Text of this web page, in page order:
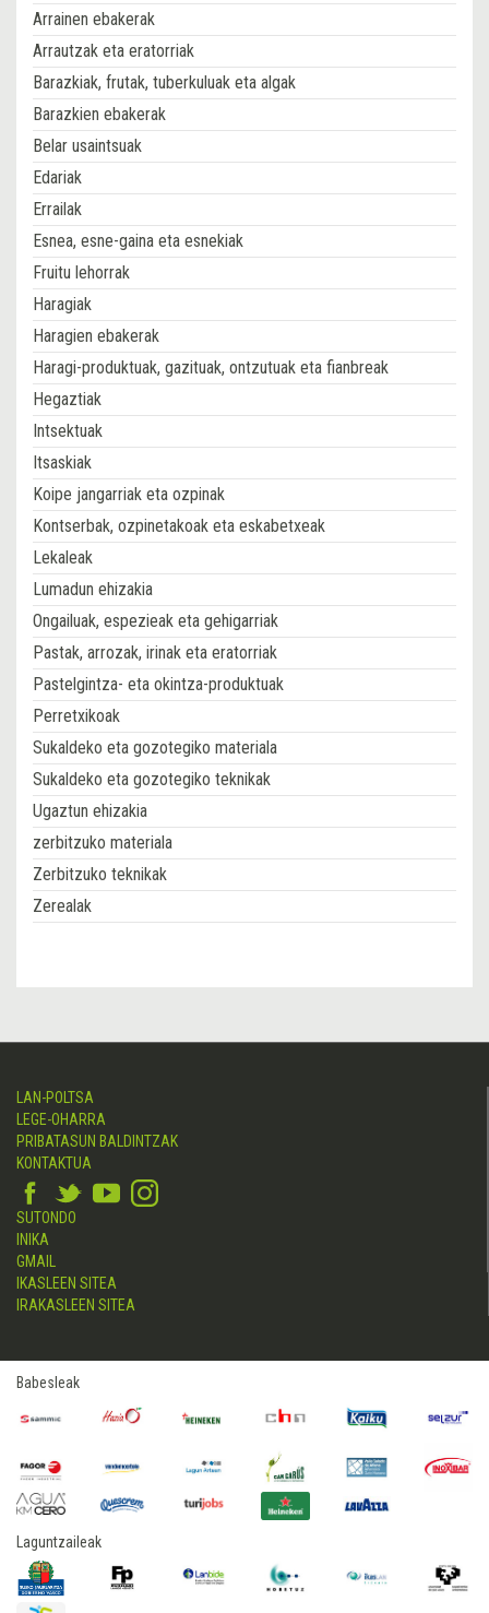
Arrainen ebakerak
Arrautzak eta eratorriak
Barazkiak, frutak, tuberkuluak eta algak
Barazkien ebakerak
Belar usaintsuak
Edariak
Errailak
Esnea, esne-gaina eta esnekiak
Fruitu lehorrak
Haragiak
Haragien ebakerak
Haragi-produktuak, gazituak, ontzutuak eta fianbreak
Hegaztiak
Intsektuak
Itsaskiak
Koipe jangarriak eta ozpinak
Kontserbak, ozpinetakoak eta eskabetxeak
Lekaleak
Lumadun ehizakia
Ongailuak, espezieak eta gehigarriak
Pastak, arrozak, irinak eta eratorriak
Pastelgintza- eta okintza-produktuak
Perretxikoak
Sukaldeko eta gozotegiko materiala
Sukaldeko eta gozotegiko teknikak
Ugaztun ehizakia
zerbitzuko materiala
Zerbitzuko teknikak
Zerealak
LAN-POLTSA
LEGE-OHARRA
PRIBATASUN BALDINTZAK
KONTAKTUA
SUTONDO
INIKA
GMAIL
IKASLEEN SITEA
IRAKASLEEN SITEA
Babesleak
Laguntzaileak